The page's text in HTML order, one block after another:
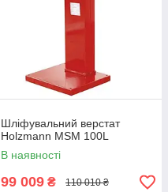
Шліфувальний верстат
Holzmann MSM 100L
В наявності
99 009 ₴ 110 010 ₴